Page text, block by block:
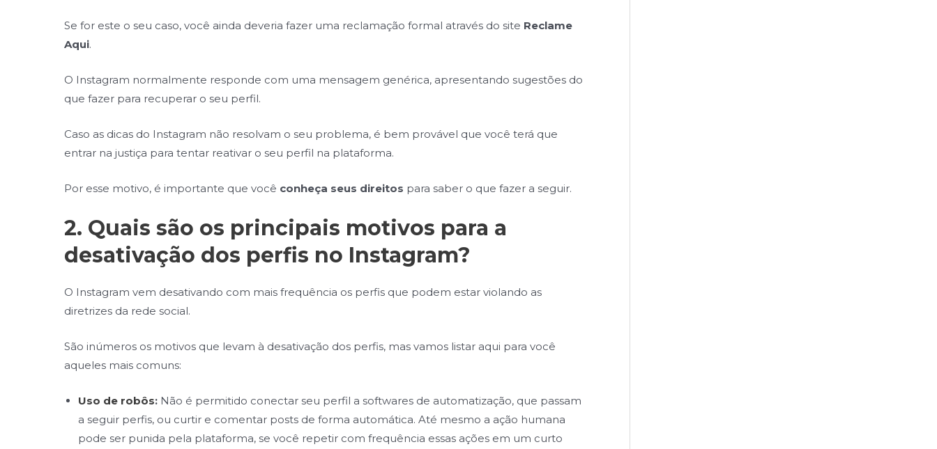
Se for este o seu caso, você ainda deveria fazer uma reclamação formal através do site Reclame
Aqui.
O Instagram normalmente responde com uma mensagem genérica, apresentando sugestões do
que fazer para recuperar o seu perfil.
Caso as dicas do Instagram não resolvam o seu problema, é bem provável que você terá que
entrar na justiça para tentar reativar o seu perfil na plataforma.
Por esse motivo, é importante que você conheça seus direitos para saber o que fazer a seguir.
2. Quais são os principais motivos para a
desativação dos perfis no Instagram?
O Instagram vem desativando com mais frequência os perfis que podem estar violando as
diretrizes da rede social.
São inúmeros os motivos que levam à desativação dos perfis, mas vamos listar aqui para você
aqueles mais comuns:
Uso de robôs: Não é permitido conectar seu perfil a softwares de automatização, que passam
a seguir perfis, ou curtir e comentar posts de forma automática. Até mesmo a ação humana
pode ser punida pela plataforma, se você repetir com frequência essas ações em um curto